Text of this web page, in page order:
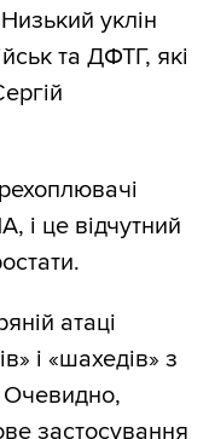
уклін
та ДФТГ, які
і це відчутний
атаці
і «шахедів» з
застосування